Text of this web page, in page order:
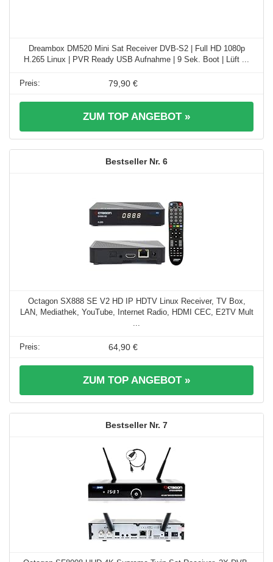
Dreambox DM520 Mini Sat Receiver DVB-S2 | Full HD 1080p
H.265 Linux | PVR Ready USB Aufnahme | 9 Sek. Boot | Lüft ...
79,90 €
ZUM TOP ANGEBOT »
6
Octagon SX888 SE V2 HD IP HDTV Linux Receiver, TV Box,
LAN, Mediathek, YouTube, Internet Radio, HDMI CEC, E2TV Mult
...
64,90 €
ZUM TOP ANGEBOT »
7